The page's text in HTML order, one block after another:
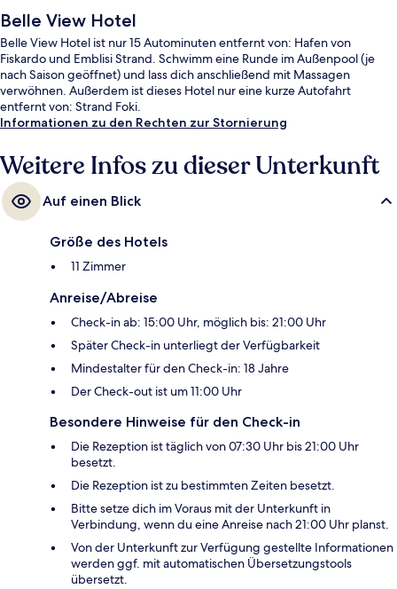
Belle View Hotel
Belle View Hotel ist nur 15 Autominuten entfernt von: Hafen von
Fiskardo und Emblisi Strand. Schwimm eine Runde im Außenpool (je
nach Saison geöffnet) und lass dich anschließend mit Massagen
verwöhnen. Außerdem ist dieses Hotel nur eine kurze Autofahrt
entfernt von: Strand Foki.
Informationen zu den Rechten zur Stornierung
Weitere Infos zu dieser Unterkunft
Auf einen Blick
Größe des Hotels
11 Zimmer
Anreise/Abreise
Check-in ab: 15:00 Uhr, möglich bis: 21:00 Uhr
Später Check-in unterliegt der Verfügbarkeit
Mindestalter für den Check-in: 18 Jahre
Der Check-out ist um 11:00 Uhr
Besondere Hinweise für den Check-in
Die Rezeption ist täglich von 07:30 Uhr bis 21:00 Uhr
besetzt.
Die Rezeption ist zu bestimmten Zeiten besetzt.
Bitte setze dich im Voraus mit der Unterkunft in
Verbindung, wenn du eine Anreise nach 21:00 Uhr planst.
Von der Unterkunft zur Verfügung gestellte Informationen
werden ggf. mit automatischen Übersetzungstools
übersetzt.